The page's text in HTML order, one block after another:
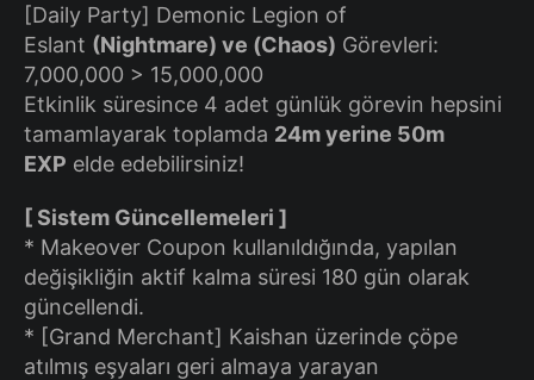
[Daily Party] Demonic Legion of
Eslant (Nightmare) ve (Chaos) Görevleri:
7,000,000 > 15,000,000
Etkinlik süresince 4 adet günlük görevin hepsini
tamamlayarak toplamda 24m yerine 50m
EXP elde edebilirsiniz!
[ Sistem Güncellemeleri ]
* Makeover Coupon kullanıldığında, yapılan
değişikliğin aktif kalma süresi 180 gün olarak
güncellendi.
* [Grand Merchant] Kaishan üzerinde çöpe
atılmış eşyaları geri almaya yarayan